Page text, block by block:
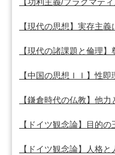
【功利主義/プラグマテ
【現代の思想】実存主義
【現代の諸課題と倫理
【中国の思想ＩＩ】性
【鎌倉時代の仏教】他
【ドイツ観念論】目的
【ドイツ観念論】人格